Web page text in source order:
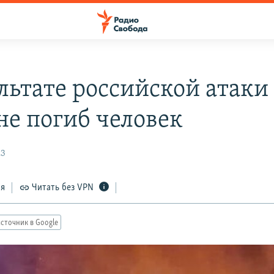
российской атаки
погиб человек
Читать без VPN
в Google